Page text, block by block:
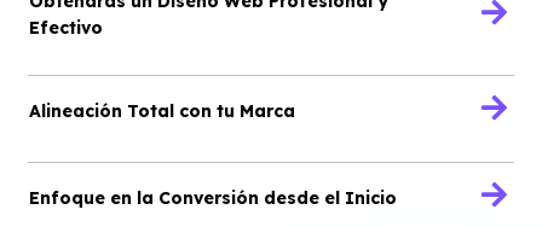
Efectivo
Alineación Total con tu Marca
Enfoque en la Conversión desde el Inicio